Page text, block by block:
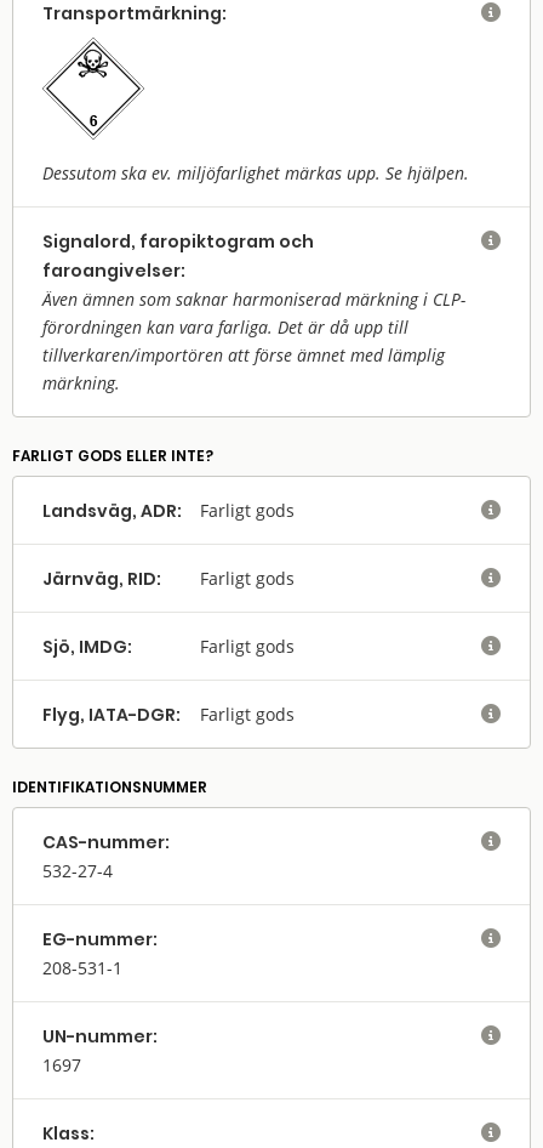
Transport­märkning:
Dessutom ska ev. miljöfarlighet märkas upp. Se hjälpen.

Signalord, faropiktogram och
faroangivelser:
Även ämnen som saknar harmoniserad märkning i CLP-
förordningen kan vara farliga. Det är då upp till
tillverkaren/importören att förse ämnet med lämplig
märkning.

FARLIGT GODS ELLER INTE?
Landsväg, ADR: Farligt gods 
Järnväg, RID: Farligt gods 
Sjö, IMDG: Farligt gods 
Flyg, IATA-DGR: Farligt gods 
IDENTIFIKATIONSNUMMER
CAS-nummer:
532-27-4

EG-nummer:
208-531-1

UN-nummer:
1697

Klass: 